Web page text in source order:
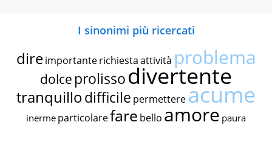
I sinonimi più ricercati
dire importante richiestaattività problema
dolce prolissodivertente
tranquillodifficile permettereacume
inerme particolarefare bello amore paura